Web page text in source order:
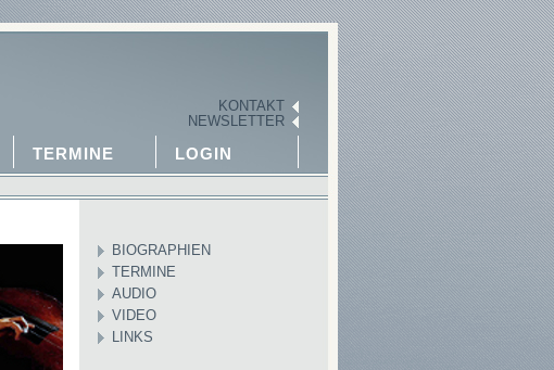
KONTAKT
NEWSLETTER
TERMINE LOGIN
BIOGRAPHIEN
TERMINE
AUDIO
VIDEO
LINKS